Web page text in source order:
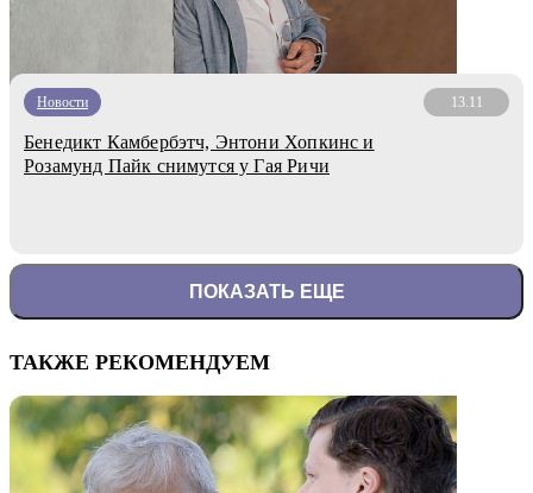
Новости 13.11
Бенедикт Камбербэтч, Энтони Хопкинс и
Розамунд Пайк снимутся у Гая Ричи
ПОКАЗАТЬ ЕЩЕ
ТАКЖЕ РЕКОМЕНДУЕМ